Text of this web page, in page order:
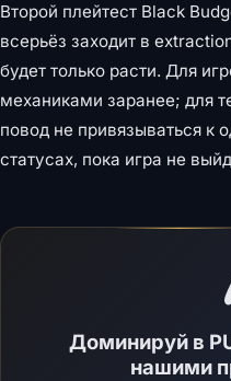
Второй плейтест Black
всерьёз заходит в
будет только расти. Для
механиками заранее; для
повод не привязываться к
статусах, пока игра не
Доминируй в
нашими